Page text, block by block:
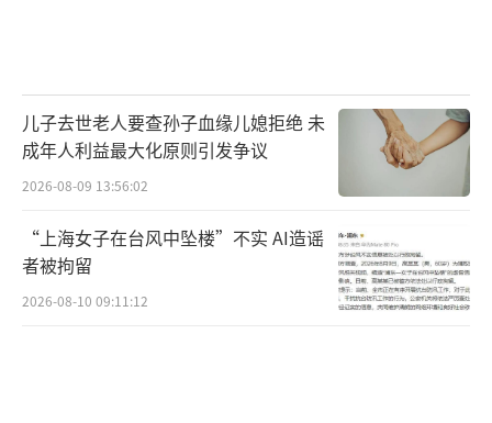
儿子去世老人要查孙子血缘儿媳拒绝 未
成年人利益最大化原则引发争议
2026-08-09 13:56:02
“上海女子在台风中坠楼”不实 AI造谣
者被拘留
2026-08-10 09:11:12